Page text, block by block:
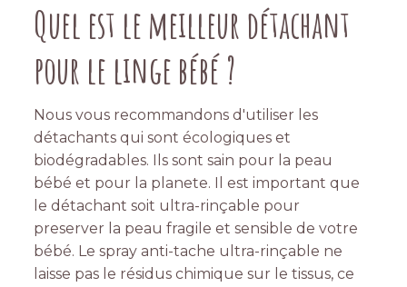
Quel est le meilleur détachant
pour le linge bébé ?
Nous vous recommandons d'utiliser les
détachants qui sont écologiques et
biodégradables. Ils sont sain pour la peau
bébé et pour la planete. Il est important que
le détachant soit ultra-rinçable pour
preserver la peau fragile et sensible de votre
bébé. Le spray anti-tache ultra-rinçable ne
laisse pas le résidus chimique sur le tissus, ce